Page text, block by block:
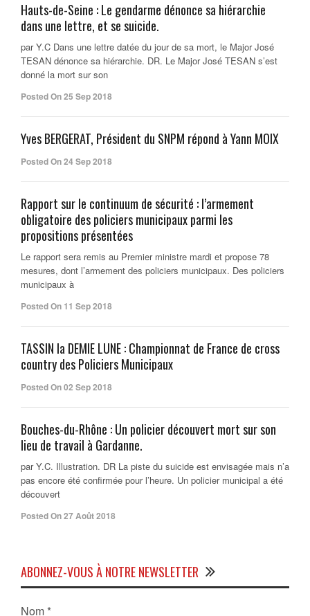
Hauts-de-Seine : Le gendarme dénonce sa hiérarchie
dans une lettre, et se suicide.
par Y.C Dans une lettre datée du jour de sa mort, le Major José
TESAN dénonce sa hiérarchie. DR. Le Major José TESAN s’est
donné la mort sur son
Posted On 25 Sep 2018
Yves BERGERAT, Président du SNPM répond à Yann MOIX
Posted On 24 Sep 2018
Rapport sur le continuum de sécurité : l’armement
obligatoire des policiers municipaux parmi les
propositions présentées
Le rapport sera remis au Premier ministre mardi et propose 78
mesures, dont l’armement des policiers municipaux. Des policiers
municipaux à
Posted On 11 Sep 2018
TASSIN la DEMIE LUNE : Championnat de France de cross
country des Policiers Municipaux
Posted On 02 Sep 2018
Bouches-du-Rhône : Un policier découvert mort sur son
lieu de travail à Gardanne.
par Y.C. Illustration. DR La piste du suicide est envisagée mais n’a
pas encore été confirmée pour l’heure. Un policier municipal a été
découvert
Posted On 27 Août 2018
ABONNEZ-VOUS À NOTRE NEWSLETTER
Nom *